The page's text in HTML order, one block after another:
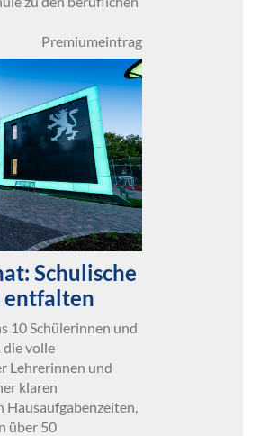
Premiumeintrag
Schulische
entfalten
10 Schülerinnen und
volle
Lehrerinnen und
klaren
Hausaufgabenzeiten,
über 50